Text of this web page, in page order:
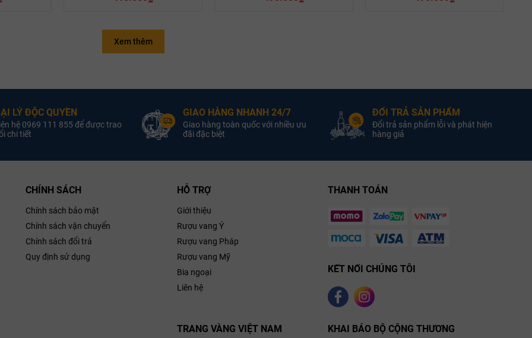
Vang:
Nồng Độ:
Xuất:
Syrah
Ferme
Rosé 2024
Loại Vang:
Nồng Độ:
12.5% ABV
Nhà Sản Xuất:
Grenache Blanc
Rượu vang trắng La Vieille Ferme
blanc 2024
Blend
Dung tích :
750ml
Giống nho:
Blend
Dung tích :
750ml
Xem thêm
LÝ ĐỘC QUYỀN
hệ 0969 111 855 để được trao
chi tiết
GIAO HÀNG NHANH 24/7
Giao hàng toàn quốc với nhiều ưu
đãi đặc biệt
ĐỔI TRẢ SẢN PHẨM
Đổi trả sản phẩm lỗi và phát hiện
hàng giả
CHÍNH SÁCH
Chính sách bảo mật
Chính sách vận chuyển
Chính sách đổi trả
Quy định sử dụng
HỖ TRỢ
Giới thiệu
Rượu vang Ý
Rượu vang Pháp
Rượu vang Mỹ
Bia ngoại
Liên hệ
THANH TOÁN
KẾT NỐI CHÚNG TÔI
TRANG VÀNG VIỆT NAM KHAI BÁO BỘ CỘNG THƯƠNG